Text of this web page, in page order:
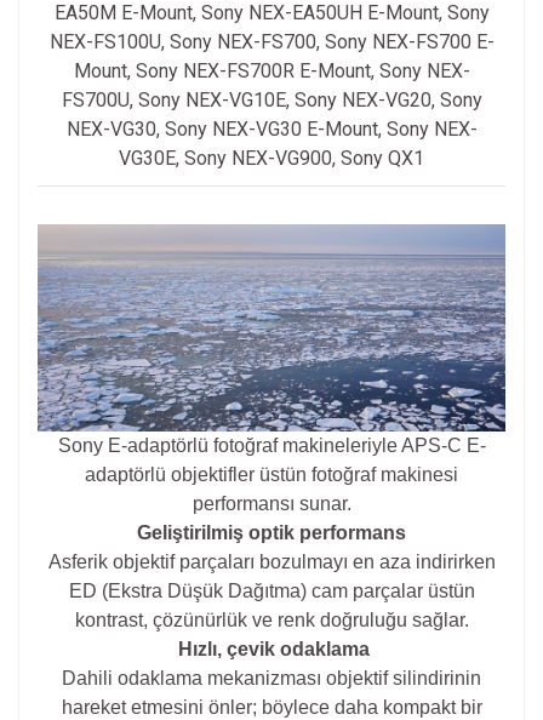
EA50M E-Mount, Sony NEX-EA50UH E-Mount, Sony
NEX-FS100U, Sony NEX-FS700, Sony NEX-FS700 E-
Mount, Sony NEX-FS700R E-Mount, Sony NEX-
FS700U, Sony NEX-VG10E, Sony NEX-VG20, Sony
NEX-VG30, Sony NEX-VG30 E-Mount, Sony NEX-
VG30E, Sony NEX-VG900, Sony QX1
Sony E-adaptörlü fotoğraf makineleriyle APS-C E-
adaptörlü objektifler üstün fotoğraf makinesi
performansı sunar.
Geliştirilmiş optik performans
Asferik objektif parçaları bozulmayı en aza indirirken
ED (Ekstra Düşük Dağıtma) cam parçalar üstün
kontrast, çözünürlük ve renk doğruluğu sağlar.
Hızlı, çevik odaklama
Dahili odaklama mekanizması objektif silindirinin
hareket etmesini önler; böylece daha kompakt bir